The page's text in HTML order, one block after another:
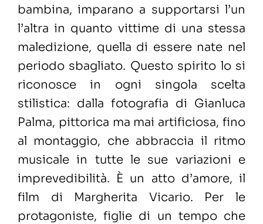
bambina, imparano a supportarsi l’un
l’altra in quanto vittime di una stessa
maledizione, quella di essere nate nel
periodo sbagliato. Questo spirito lo si
riconosce in ogni singola scelta
stilistica: dalla fotografia di Gianluca
Palma, pittorica ma mai artificiosa, fino
al montaggio, che abbraccia il ritmo
musicale in tutte le sue variazioni e
imprevedibilità. È un atto d’amore, il
film di Margherita Vicario. Per le
protagoniste, figlie di un tempo che